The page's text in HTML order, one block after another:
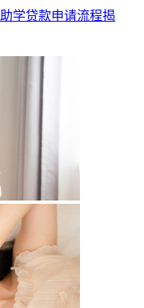
助学贷款申请流程揭